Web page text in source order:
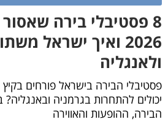
8 פסטיבלי בירה
2026 ואיך ישראל
ולאנגליה
יכולים להתחרות בגרמניה ובאנגליה?
הבירה, ההופעות והאווירה